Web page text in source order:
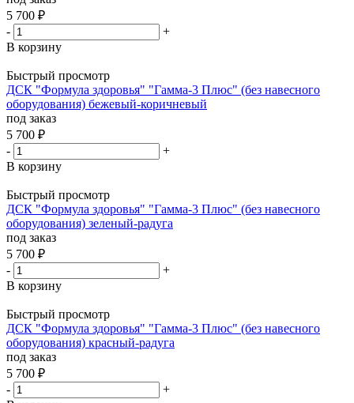
5 700 ₽
-
+
В корзину
Быстрый просмотр
ДСК "Формула здоровья" "Гамма-3 Плюс" (без навесного
оборудования) бежевый-коричневый
под заказ
5 700 ₽
-
+
В корзину
Быстрый просмотр
ДСК "Формула здоровья" "Гамма-3 Плюс" (без навесного
оборудования) зеленый-радуга
под заказ
5 700 ₽
-
+
В корзину
Быстрый просмотр
ДСК "Формула здоровья" "Гамма-3 Плюс" (без навесного
оборудования) красный-радуга
под заказ
5 700 ₽
-
+